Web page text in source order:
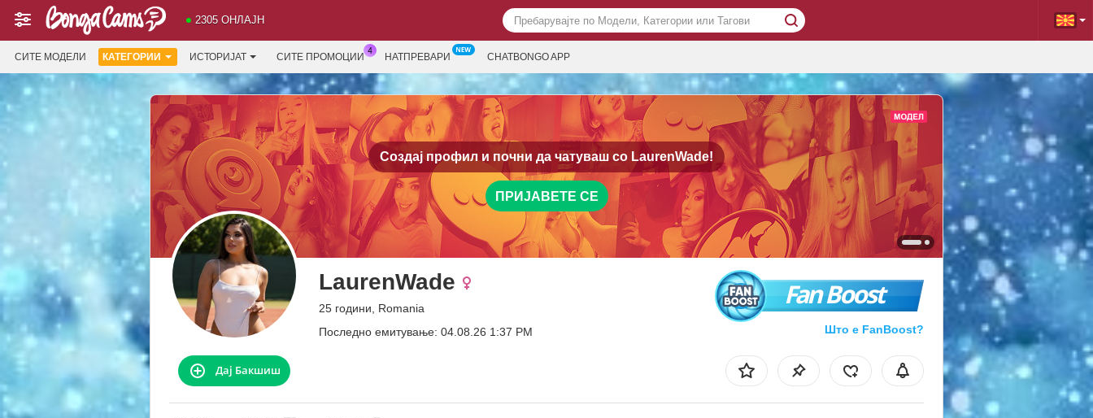
2305 ОНЛАЈН
СИТЕ МОДЕЛИ КАТЕГОРИИ ИСТОРИЈАТ СИТЕ ПРОМОЦИИ НАТПРЕВАРИ CHATBONGO APP
Создај профил и почни да чатуваш со LaurenWade!
ПРИЈАВЕТЕ СЕ
LaurenWade
25 години, Romania
Последно емитување: 04.08.26 1:37 PM
Fan Boost
Што е FanBoost?
Дај Бакшиш